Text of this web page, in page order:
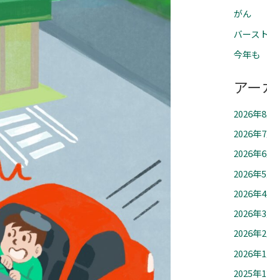
がん
バースト
今年も
ア
2026年
2026年
2026年
2026年
2026年
2026年
2026年
2026年
2025年